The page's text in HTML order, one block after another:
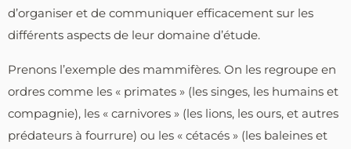
d’organiser et de communiquer efficacement sur les
différents aspects de leur domaine d’étude.
Prenons l’exemple des mammifères. On les regroupe en
ordres comme les « primates » (les singes, les humains et
compagnie), les « carnivores » (les lions, les ours, et autres
prédateurs à fourrure) ou les « cétacés » (les baleines et